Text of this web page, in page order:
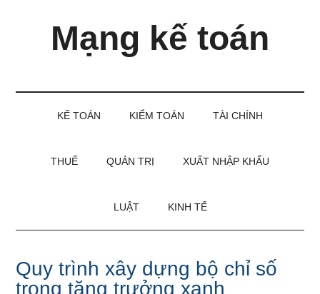
Mạng kế toán
KẾ TOÁN KIỂM TOÁN TÀI CHÍNH
THUẾ QUẢN TRỊ XUẤT NHẬP KHẨU
LUẬT KINH TẾ
Quy trình xây dựng bộ chỉ số
trong tăng trưởng xanh